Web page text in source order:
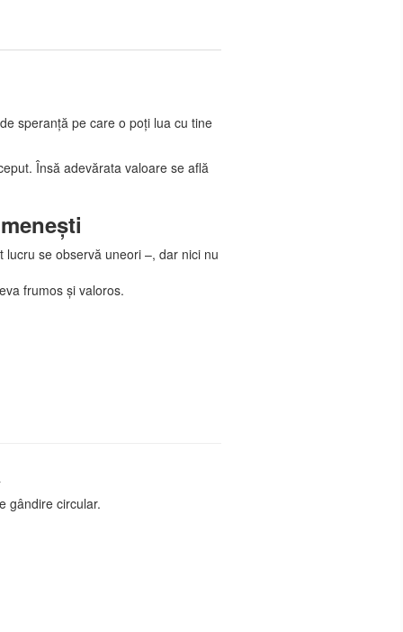
speranță pe care o poți lua cu tine
Însă adevărata valoare se află
se observă uneori –, dar nici nu
frumos și valoros.
gândire circular.